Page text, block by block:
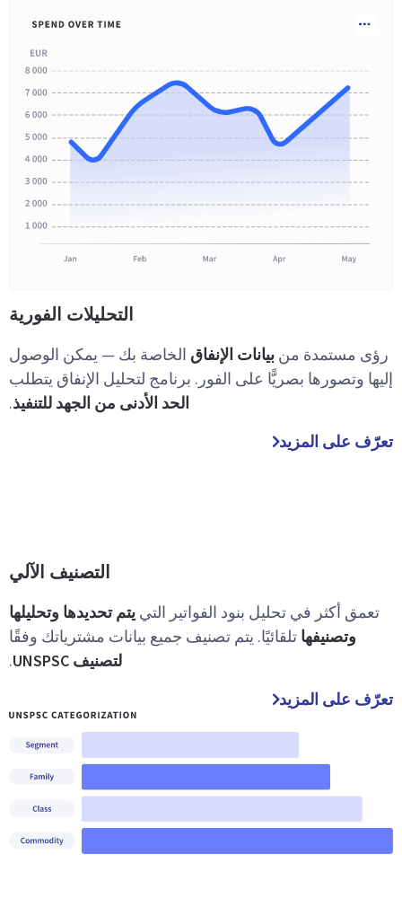
التحليلات الفورية
رؤى مستمدة منبيانات الإنفاقالخاصة بك — يمكن الوصول
إليها وتصورها بصريًّا على الفور. برنامج لتحليل الإنفاق يتطلب
الحد الأدنى من الجهد للتنفيذ.
تعرّف على المزيد
التصنيف الآلي
تعمق أكثر في تحليل بنود الفواتير التي يتم تحديدهاوتحليلها
وتصنيفهاتلقائيًا. يتم تصنيف جميع بيانات مشترياتك وفقًا
لتصنيف UNSPSC
.
تعرّف على المزيد